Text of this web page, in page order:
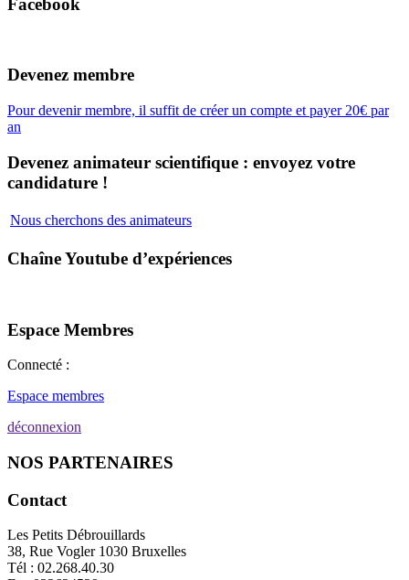
Facebook
Devenez membre
Pour devenir membre, il suffit de créer un compte et payer 20€ par
an
Devenez animateur scientifique : envoyez votre
candidature !
Nous cherchons des animateurs
Chaîne Youtube d’expériences
Espace Membres
Connecté :
Espace membres
déconnexion
NOS PARTENAIRES
Contact
Les Petits Débrouillards
38, Rue Vogler 1030 Bruxelles
Tél : 02.268.40.30